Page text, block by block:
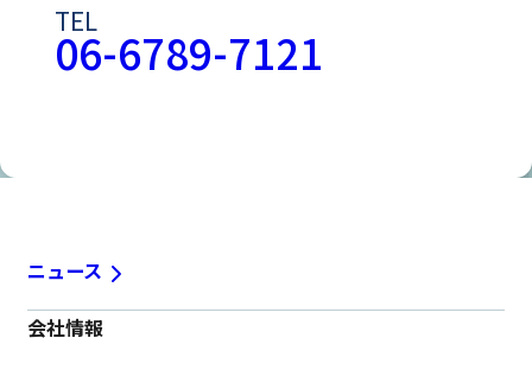
TEL
06-6789-7121
ニュース
会社情報